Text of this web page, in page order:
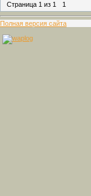
Страница 1 из 1 1
Полная версия сайта